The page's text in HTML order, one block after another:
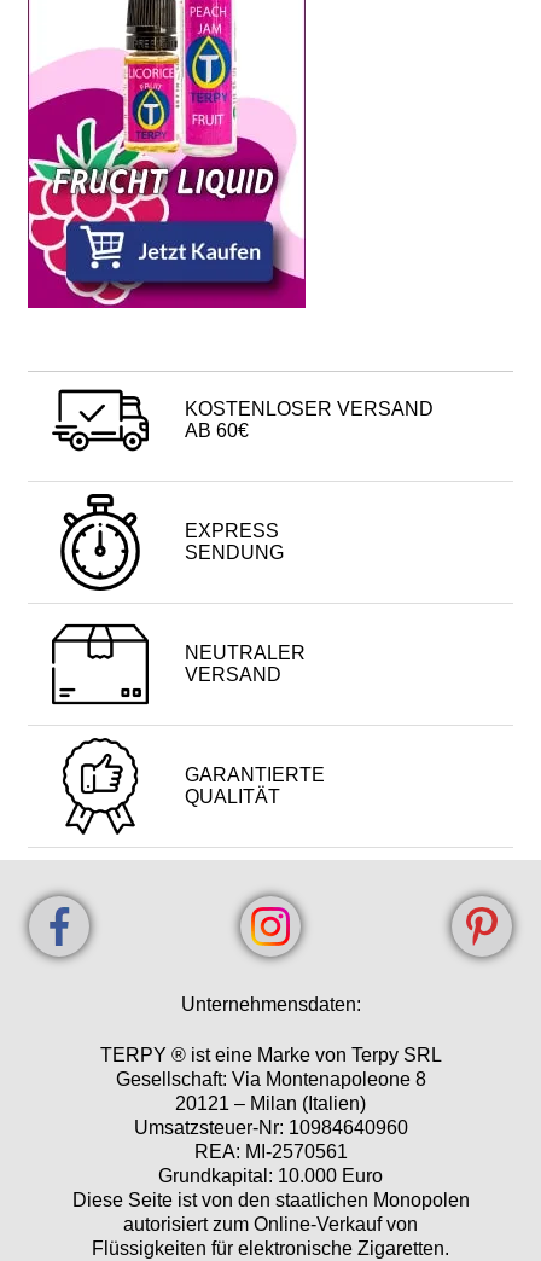
KOSTENLOSER VERSAND
AB 60€
EXPRESS
SENDUNG
NEUTRALER
VERSAND
GARANTIERTE
QUALITÄT
Unternehmensdaten:
TERPY ® ist eine Marke von Terpy SRL
Gesellschaft: Via Montenapoleone 8
20121 – Milan (Italien)
Umsatzsteuer-Nr: 10984640960
REA: MI-2570561
Grundkapital: 10.000 Euro
Diese Seite ist von den staatlichen Monopolen
autorisiert zum Online-Verkauf von
Flüssigkeiten für elektronische Zigaretten.